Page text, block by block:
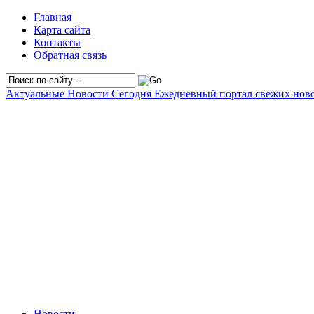
Главная
Карта сайта
Контакты
Обратная связь
Актуальные Новости Сегодня Ежедневный портал свежих